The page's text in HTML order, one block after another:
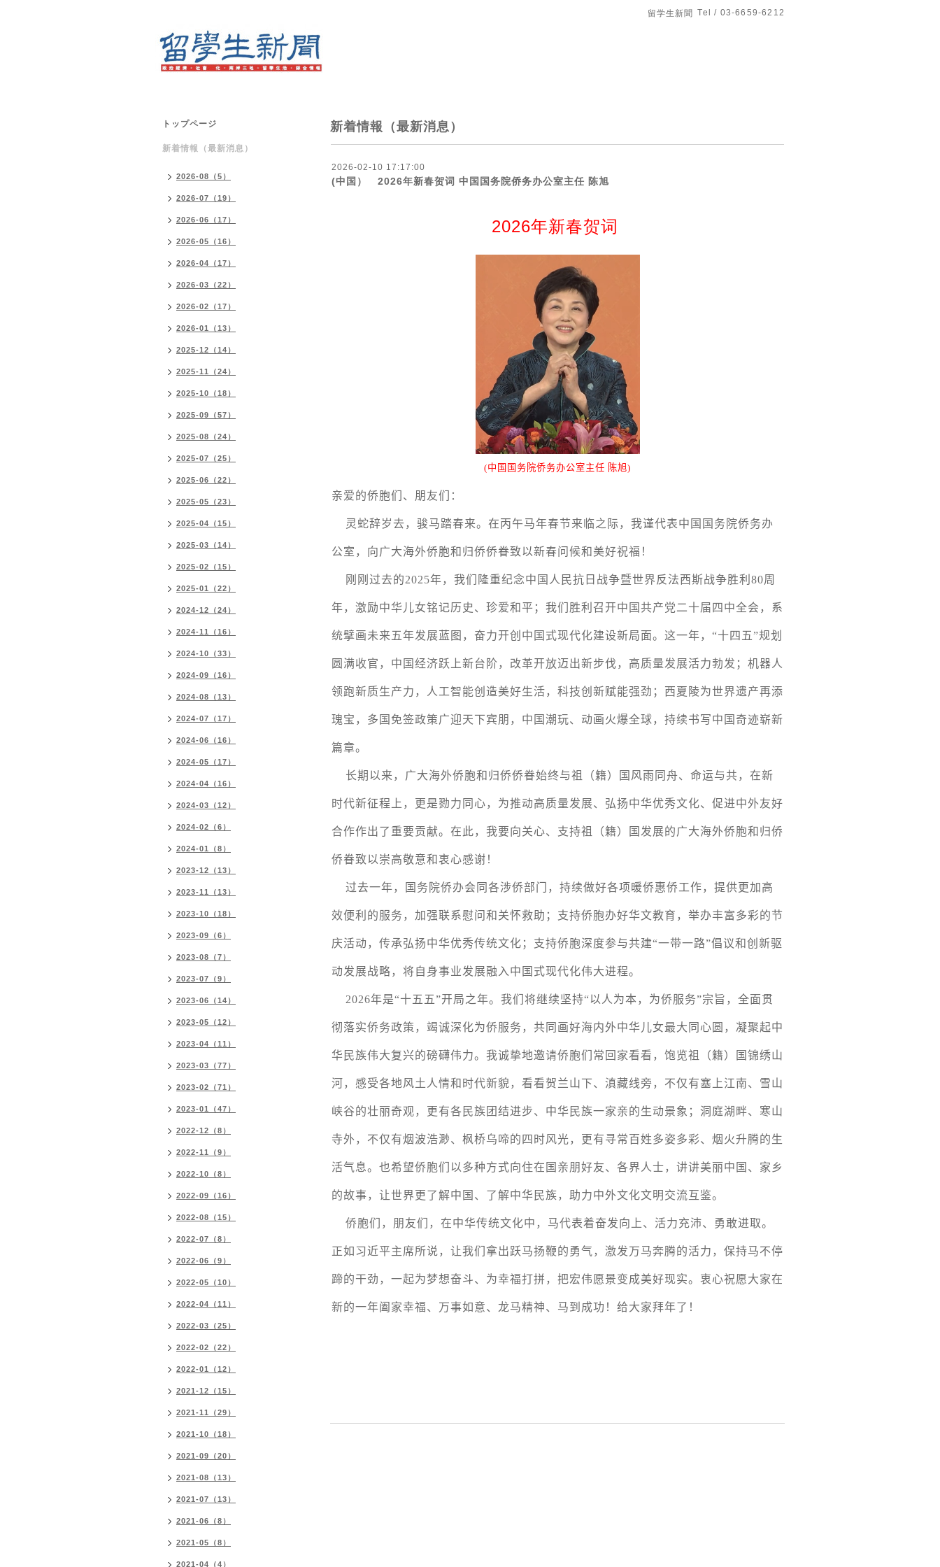
留学生新聞 Tel / 03-6659-6212
新着情報（最新消息）
2026-02-10 17:17:00
(中国） 2026年新春贺词 中国国务院侨务办公室主任 陈旭
2026年新春贺词
(中国国务院侨务办公室主任 陈旭)
亲爱的侨胞们、朋友们：
灵蛇辞岁去，骏马踏春来。在丙午马年春节来临之际，我谨代表中国国务院侨务办
公室，向广大海外侨胞和归侨侨眷致以新春问候和美好祝福！
刚刚过去的2025年，我们隆重纪念中国人民抗日战争暨世界反法西斯战争胜利 80周
年，激励中华儿女铭记历史、珍爱和平；我们胜利召开中国共产党二十届四中全会，系
统擘画未来五年发展蓝图，奋力开创中国式现代化建设新局面。这一年，“十四五”规划
圆满收官，中国经济跃上新台阶，改革开放迈出新步伐，高质量发展活力勃发；机器人
领跑新质生产力，人工智能创造美好生活，科技创新赋能强劲；西夏陵为世界遗产再添
瑰宝，多国免签政策广迎天下宾朋，中国潮玩、动画火爆全球，持续书写中国奇迹崭新
篇章。
长期以来，广大海外侨胞和归侨侨眷始终与祖（籍）国风雨同舟、命运与共，在新
时代新征程上，更是勠力同心，为推动高质量发展、弘扬中华优秀文化、促进中外友好
合作作出了重要贡献。在此，我要向关心、支持祖（籍）国发展的广大海外侨胞和归侨
侨眷致以崇高敬意和衷心感谢！
过去一年，国务院侨办会同各涉侨部门，持续做好各项暖侨惠侨工作，提供更加高
效便利的服务，加强联系慰问和关怀救助；支持侨胞办好华文教育，举办丰富多彩的节
庆活动，传承弘扬中华优秀传统文化；支持侨胞深度参与共建“一带一路”倡议和创新驱
动发展战略，将自身事业发展融入中国式现代化伟大进程。
2026年是“十五五”开局之年。我们将继续坚持“以人为本，为侨服务”宗旨，全面贯
彻落实侨务政策，竭诚深化为侨服务，共同画好海内外中华儿女最大同心圆，凝聚起中
华民族伟大复兴的磅礴伟力。我诚挚地邀请侨胞们常回家看看，饱览祖（籍）国锦绣山
河，感受各地风土人情和时代新貌，看看贺兰山下、滇藏线旁，不仅有塞上江南、雪山
峡谷的壮丽奇观，更有各民族团结进步、中华民族一家亲的生动景象；洞庭湖畔、寒山
寺外，不仅有烟波浩渺、枫桥乌啼的四时风光，更有寻常百姓多姿多彩、烟火升腾的生
活气息。也希望侨胞们以多种方式向住在国亲朋好友、各界人士，讲讲美丽中国、家乡
的故事，让世界更了解中国、了解中华民族，助力中外文化文明交流互鉴。
侨胞们，朋友们，在中华传统文化中，马代表着奋发向上、活力充沛、勇敢进取。
正如习近平主席所说，让我们拿出跃马扬鞭的勇气，激发万马奔腾的活力，保持马不停
蹄的干劲，一起为梦想奋斗、为幸福打拼，把宏伟愿景变成美好现实。衷心祝愿大家在
新的一年阖家幸福、万事如意、龙马精神、马到成功！给大家拜年了！
トップページ
新着情報（最新消息）
2026-08（5）
2026-07（19）
2026-06（17）
2026-05（16）
2026-04（17）
2026-03（22）
2026-02（17）
2026-01（13）
2025-12（14）
2025-11（24）
2025-10（18）
2025-09（57）
2025-08（24）
2025-07（25）
2025-06（22）
2025-05（23）
2025-04（15）
2025-03（14）
2025-02（15）
2025-01（22）
2024-12（24）
2024-11（16）
2024-10（33）
2024-09（16）
2024-08（13）
2024-07（17）
2024-06（16）
2024-05（17）
2024-04（16）
2024-03（12）
2024-02（6）
2024-01（8）
2023-12（13）
2023-11（13）
2023-10（18）
2023-09（6）
2023-08（7）
2023-07（9）
2023-06（14）
2023-05（12）
2023-04（11）
2023-03（77）
2023-02（71）
2023-01（47）
2022-12（8）
2022-11（9）
2022-10（8）
2022-09（16）
2022-08（15）
2022-07（8）
2022-06（9）
2022-05（10）
2022-04（11）
2022-03（25）
2022-02（22）
2022-01（12）
2021-12（15）
2021-11（29）
2021-10（18）
2021-09（20）
2021-08（13）
2021-07（13）
2021-06（8）
2021-05（8）
2021-04（4）